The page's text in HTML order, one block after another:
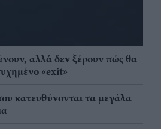
αλλά δεν ξέρουν πώς θα
«exit»
κατευθύνονται τα μεγάλα